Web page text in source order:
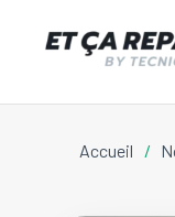
Accueil /